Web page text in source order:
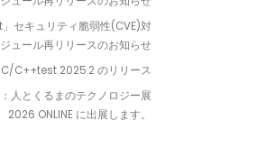
セキュリティ脆弱性(CVE)対
ュール再リリースのお知らせ
C++test 2025.2 のリリース
人とくるまのテクノロジー展
2026 ONLINE に出展します。